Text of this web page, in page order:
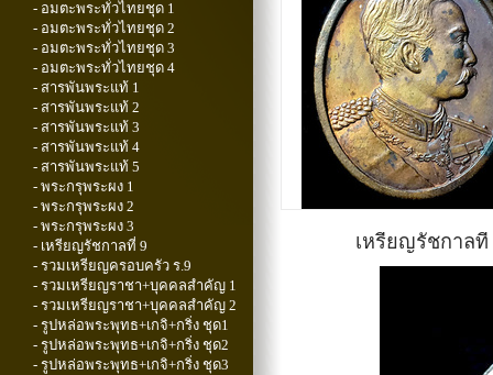
- อมตะพระทั่วไทยชุด 1
- อมตะพระทั่วไทยชุด 2
- อมตะพระทั่วไทยชุด 3
- อมตะพระทั่วไทยชุด 4
- สารพันพระแท้ 1
- สารพันพระแท้ 2
- สารพันพระแท้ 3
- สารพันพระแท้ 4
- สารพันพระแท้ 5
- พระกรุพระผง 1
- พระกรุพระผง 2
- พระกรุพระผง 3
- เหรียญรัชกาลที่ 9
- รวมเหรียญครอบครัว ร.9
- รวมเหรียญราชา+บุคคลสำคัญ 1
- รวมเหรียญราชา+บุคคลสำคัญ 2
- รูปหล่อพระพุทธ+เกจิ+กริ่ง ชุด1
- รูปหล่อพระพุทธ+เกจิ+กริ่ง ชุด2
- รูปหล่อพระพุทธ+เกจิ+กริ่ง ชุด3
เหรียญรัชกาลที่